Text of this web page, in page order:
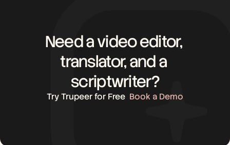
Need a video editor,
translator, and a
scriptwriter?
Try Trupeer for Free Book a Demo